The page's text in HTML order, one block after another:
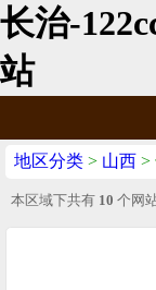
长治-
站
地区分类 > 山西 >
本区域下共有 10 个网